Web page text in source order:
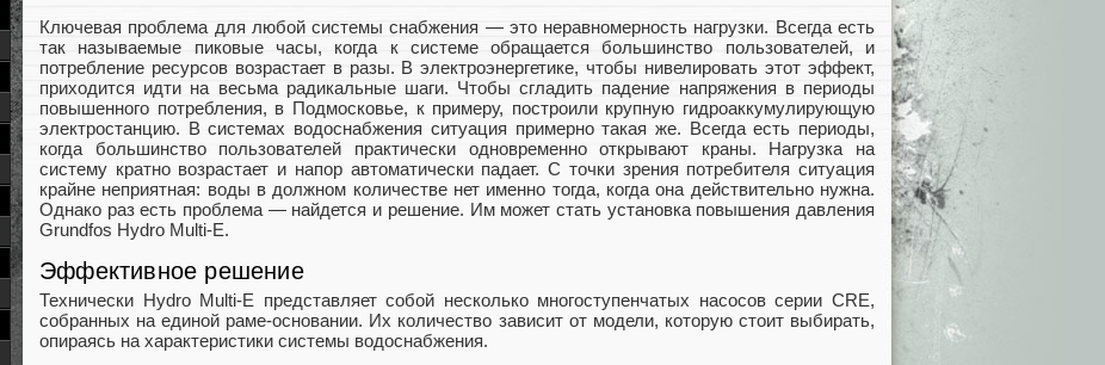
Ключевая проблема для любой системы снабжения — это неравномерность нагрузки. Всегда есть
так называемые пиковые часы, когда к системе обращается большинство пользователей, и
потребление ресурсов возрастает в разы. В электроэнергетике, чтобы нивелировать этот эффект,
приходится идти на весьма радикальные шаги. Чтобы сгладить падение напряжения в периоды
повышенного потребления, в Подмосковье, к примеру, построили крупную гидроаккумулирующую
электростанцию. В системах водоснабжения ситуация примерно такая же. Всегда есть периоды,
когда большинство пользователей практически одновременно открывают краны. Нагрузка на
систему кратно возрастает и напор автоматически падает. С точки зрения потребителя ситуация
крайне неприятная: воды в должном количестве нет именно тогда, когда она действительно нужна.
Однако раз есть проблема — найдется и решение. Им может стать установка повышения давления
Grundfos Hydro Multi-E.
Эффективное решение
Технически Hydro Multi-E представляет собой несколько многоступенчатых насосов серии CRE,
собранных на единой раме-основании. Их количество зависит от модели, которую стоит выбирать,
опираясь на характеристики системы водоснабжения.